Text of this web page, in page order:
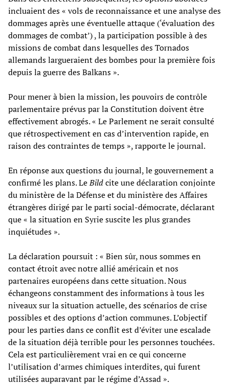
incluaient des « vols de reconnaissance et une analyse des
dommages après une éventuelle attaque (‘évaluation des
dommages de combat’) , la participation possible à des
missions de combat dans lesquelles des Tornados
allemands largueraient des bombes pour la première fois
depuis la guerre des Balkans ».
Pour mener à bien la mission, les pouvoirs de contrôle
parlementaire prévus par la Constitution doivent être
effectivement abrogés. « Le Parlement ne serait consulté
que rétrospectivement en cas d’intervention rapide, en
raison des contraintes de temps », rapporte le journal.
En réponse aux questions du journal, le gouvernement a
confirmé les plans. LeBildcite une déclaration conjointe
du ministère de la Défense et du ministère des Affaires
étrangères dirigé par le parti social-démocrate, déclarant
que « la situation en Syrie suscite les plus grandes
inquiétudes ».
La déclaration poursuit : « Bien sûr, nous sommes en
contact étroit avec notre allié américain et nos
partenaires européens dans cette situation. Nous
échangeons constamment des informations à tous les
niveaux sur la situation actuelle, des scénarios de crise
possibles et des options d’action communes. L’objectif
pour les parties dans ce conflit est d’éviter une escalade
de la situation déjà terrible pour les personnes touchées.
Cela est particulièrement vrai en ce qui concerne
l’utilisation d’armes chimiques interdites, qui furent
utilisées auparavant par le régime d’Assad ».